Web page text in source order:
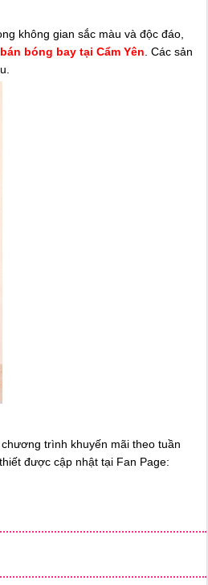
không gian sắc màu và độc đáo,
bóng bay tại Cẩm Yên . Các sản
trình khuyến mãi theo tuần
được cập nhật tại Fan Page: